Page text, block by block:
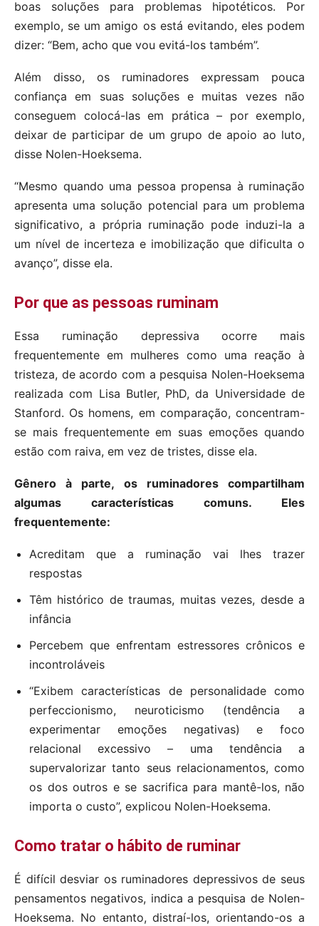
boas soluções para problemas hipotéticos. Por
exemplo, se um amigo os está evitando, eles podem
dizer: “Bem, acho que vou evitá-los também”.
Além disso, os ruminadores expressam pouca
confiança em suas soluções e muitas vezes não
conseguem colocá-las em prática – por exemplo,
deixar de participar de um grupo de apoio ao luto,
disse Nolen-Hoeksema.
“Mesmo quando uma pessoa propensa à ruminação
apresenta uma solução potencial para um problema
significativo, a própria ruminação pode induzi-la a
um nível de incerteza e imobilização que dificulta o
avanço”, disse ela.
Por que as pessoas ruminam
Essa ruminação depressiva ocorre mais
frequentemente em mulheres como uma reação à
tristeza, de acordo com a pesquisa Nolen-Hoeksema
realizada com Lisa Butler, PhD, da Universidade de
Stanford. Os homens, em comparação, concentram-
se mais frequentemente em suas emoções quando
estão com raiva, em vez de tristes, disse ela.
Gênero à parte, os ruminadores compartilham
algumas características comuns. Eles
frequentemente:
Acreditam que a ruminação vai lhes trazer
respostas
Têm histórico de traumas, muitas vezes, desde a
infância
Percebem que enfrentam estressores crônicos e
incontroláveis
“Exibem características de personalidade como
perfeccionismo, neuroticismo (tendência a
experimentar emoções negativas) e foco
relacional excessivo – uma tendência a
supervalorizar tanto seus relacionamentos, como
os dos outros e se sacrifica para mantê-los, não
importa o custo”, explicou Nolen-Hoeksema.
Como tratar o hábito de ruminar
É difícil desviar os ruminadores depressivos de seus
pensamentos negativos, indica a pesquisa de Nolen-
Hoeksema. No entanto, distraí-los, orientando-os a